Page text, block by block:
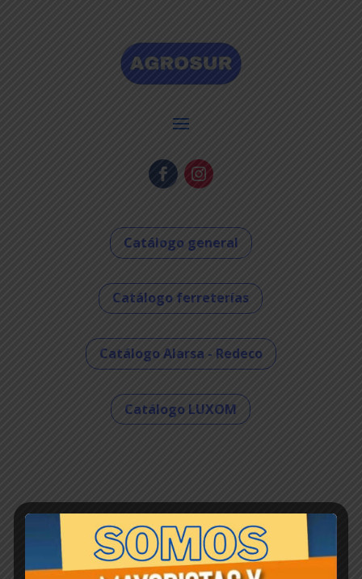
Catálogo general
Catálogo ferreterías
Catálogo Alarsa - Redeco
Catálogo LUXOM
Inicio / Tauro
Tauro